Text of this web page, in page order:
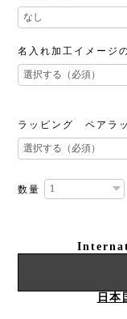
名入れ加工イメージ
ラッピング ペアラ
数量
日本